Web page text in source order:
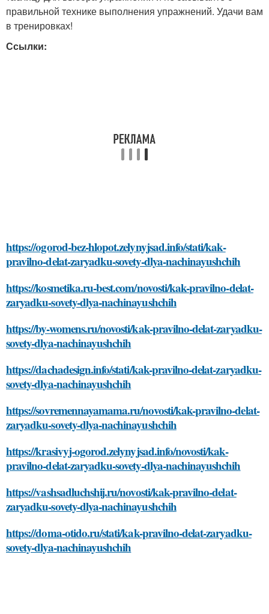
правильной технике выполнения упражнений. Удачи вам
в тренировках!
Ссылки:
https://ogorod-bez-hlopot.zelynyjsad.info/stati/kak-
pravilno-delat-zaryadku-sovety-dlya-nachinayushchih
https://kosmetika.ru-best.com/novosti/kak-pravilno-delat-
zaryadku-sovety-dlya-nachinayushchih
https://by-womens.ru/novosti/kak-pravilno-delat-zaryadku-
sovety-dlya-nachinayushchih
https://dachadesign.info/stati/kak-pravilno-delat-zaryadku-
sovety-dlya-nachinayushchih
https://sovremennayamama.ru/novosti/kak-pravilno-delat-
zaryadku-sovety-dlya-nachinayushchih
https://krasivyj-ogorod.zelynyjsad.info/novosti/kak-
pravilno-delat-zaryadku-sovety-dlya-nachinayushchih
https://vashsadluchshij.ru/novosti/kak-pravilno-delat-
zaryadku-sovety-dlya-nachinayushchih
https://doma-otido.ru/stati/kak-pravilno-delat-zaryadku-
sovety-dlya-nachinayushchih